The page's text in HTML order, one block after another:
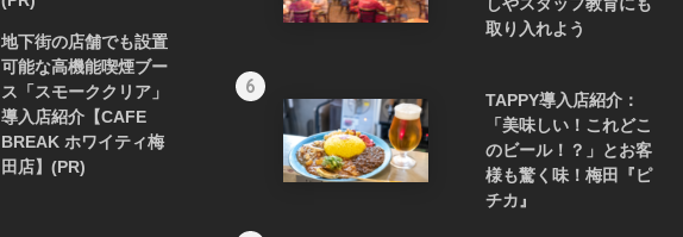
地下街の店舗でも設置
可能な高機能喫煙ブー
ス「スモーククリア」
導入店紹介【CAFE
BREAK ホワイティ梅
田店】(PR)
取り入れよう
6
TAPPY導入店紹介：
「美味しい！これどこ
のビール！？」とお客
様も驚く味！梅田『ピ
チカ』